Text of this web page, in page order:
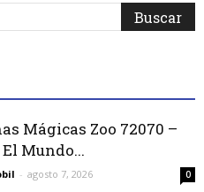
Mágicas Zoo 72070 –
Mundo...
- agosto 7, 2026 0